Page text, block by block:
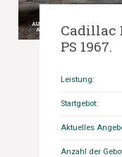
Cadillac
PS 1967.
Leistung:
Startgebot:
Aktuelles
Anzahl der